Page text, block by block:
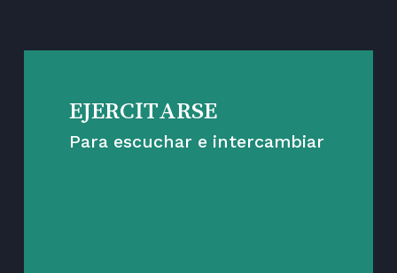
EJERCITARSE
Para escuchar e intercambiar